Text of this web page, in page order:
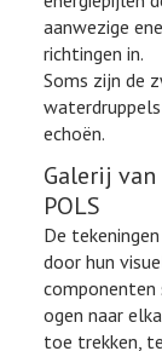
aanwezige
richtingen in.
Soms zijn de
echoën.
Galerij van
POLS
De
door hun
componenten
ogen naar
toe trekken,